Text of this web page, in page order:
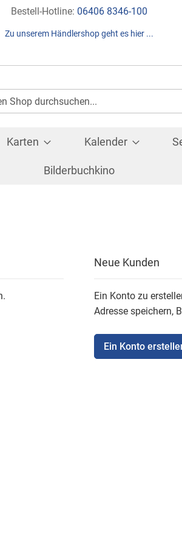
Direkt
Inhalt
Bestell-Hotline: 06406 8346-100
Zu unserem Händlershop geht es hier ...
Suche
Karten Kalender
Bilderbuchkino
Neue Kunden
Ein Konto zu
Adresse speichern,
Ein Konto